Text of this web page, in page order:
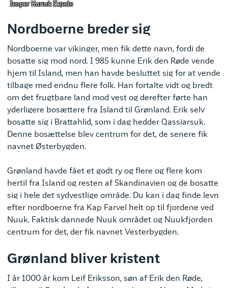
Jesper Kunuk Egede
Nordboerne breder sig
Nordboerne var vikinger, men fik dette navn, fordi de
bosatte sig mod nord. I 985 kunne Erik den Røde vende
hjem til Island, men han havde besluttet sig for at vende
tilbage med endnu flere folk. Han fortalte vidt og bredt
om det frugtbare land mod vest og derefter førte han
yderligere bosættere fra Island til Grønland. Erik selv
bosatte sig i Brattahlid, som i dag hedder Qassiarsuk.
Denne bosættelse blev centrum for det, de senere fik
navnet Østerbygden.
Grønland havde fået et godt ry og flere og flere kom
hertil fra Island og resten af Skandinavien og de bosatte
sig i hele det sydvestlige område. Du kan i dag finde levn
efter nordboerne fra Kap Farvel helt op til fjordene ved
Nuuk. Faktisk dannede Nuuk området og Nuukfjorden
centrum for det, der fik navnet Vesterbygden.
Grønland bliver kristent
I år 1000 år kom Leif Eriksson, søn af Erik den Røde,